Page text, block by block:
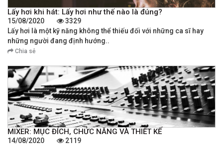
Lấy hơi khi hát: Lấy hơi như thế nào là đúng?
15/08/2020
3329
Lấy hơi là một kỹ năng không thể thiếu đối với những ca sĩ hay
những người đang định hướng..
Chia sẻ
MIXER: MỤC ĐÍCH, CHỨC NĂNG VÀ THIẾT KẾ
14/08/2020
2119